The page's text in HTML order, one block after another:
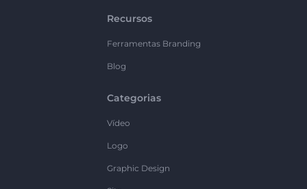
Recursos
Ferramentas Branding
Blog
Categorias
Vídeo
Logo
Graphic Design